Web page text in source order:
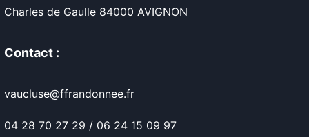
Charles de Gaulle 84000 AVIGNON
Contact :
vaucluse@ffrandonnee.fr
04 28 70 27 29 / 06 24 15 09 97